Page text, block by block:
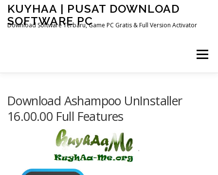
Skip
content
KUYHAA | PUSAT DOWNLOAD
SOFTWARE PC
Download Software Terbaru, Game PC Gratis & Full Version Activator
Menu
OTHER PAGES
Download Ashampoo UnInstaller
16.00.00 Full Features